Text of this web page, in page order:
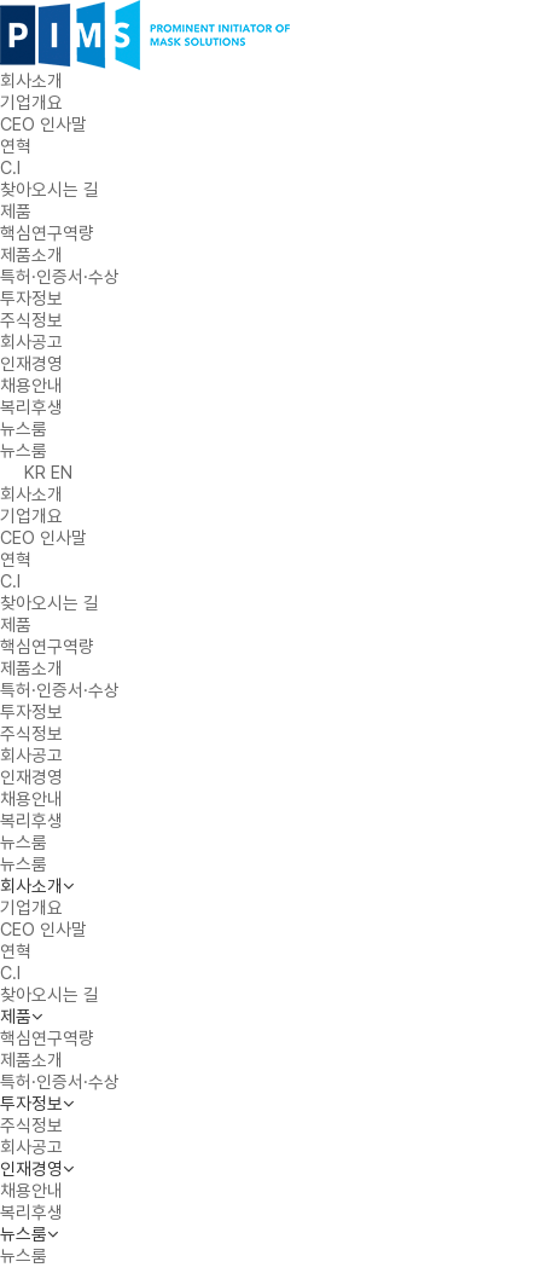
회사소개
기업개요
CEO 인사말
연혁
C.I
찾아오시는 길
제품
핵심연구역량
제품소개
특허·인증서·수상
투자정보
주식정보
회사공고
인재경영
채용안내
복리후생
뉴스룸
뉴스룸
KR EN
회사소개
기업개요
CEO 인사말
연혁
C.I
찾아오시는 길
제품
핵심연구역량
제품소개
특허·인증서·수상
투자정보
주식정보
회사공고
인재경영
채용안내
복리후생
뉴스룸
뉴스룸
회사소개
기업개요
CEO 인사말
연혁
C.I
찾아오시는 길
제품
핵심연구역량
제품소개
특허·인증서·수상
투자정보
주식정보
회사공고
인재경영
채용안내
복리후생
뉴스룸
뉴스룸